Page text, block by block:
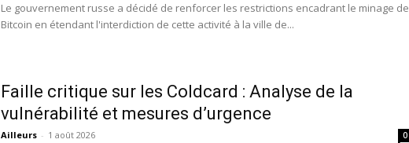
Le gouvernement russe a décidé de renforcer les restrictions encadrant le minage de
Bitcoin en étendant l'interdiction de cette activité à la ville de...
Faille critique sur les Coldcard : Analyse de la
vulnérabilité et mesures d’urgence
Ailleurs - 1 août 2026 0